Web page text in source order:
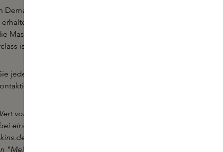
Demand können zu einem Zeitpunkt Ihrer Wahl
den Link zu dieser Online Masterclass per
Masterclass bis zu sechs Monate nach dem Kauf
ist nur auf Niederländisch verfügbar.
jederzeit unsere Skins Experts über
von 20 € ist ab dem Kaufdatum drei Monate
einem Mindestumsatz von € 30 in unseren
eingelöst werden. Bei Online-Bestellungen
"Mein Warenkorb" für Sie bereit. Sie können ihn